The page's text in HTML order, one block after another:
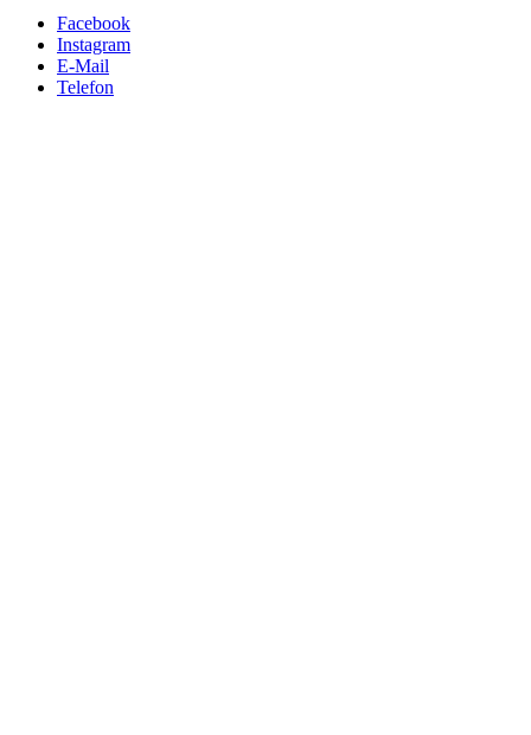
Facebook
Instagram
E-Mail
Telefon